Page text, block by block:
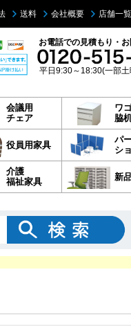
送料 会社概要 店舗一覧
お電話での見積もり・
平日9:30～18:30(一部
会議用
チェア
ワ
脇
役員用家具
パ
シ
介護
福祉家具
新